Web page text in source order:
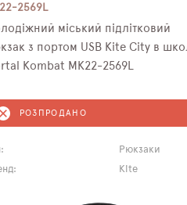
2569L
міський підлітковий
з портом USB Kite City в школу
Kombat MK22-2569L
РОЗПРОДАНО
Рюкзаки
Kite